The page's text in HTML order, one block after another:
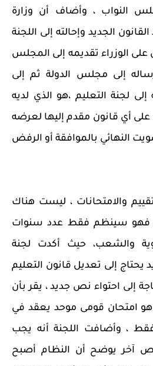
النواب ، وأضاف أن وزارة
الجديد وإحالته إلى اللجنة
الوزراء تقديمه إلى المجلس
إلى مجلس الدولة ثم إلى
لجنة التعليم ،هو الذي لديه
على أي قانون مقدم إليها لعرضه
النهائي بالموافقة أو الرفض
والامتحانات ، ليست هناك
، فهو سينظم فقط عدد سنوات
والشعب، حيث أكدت لجنة
يحتاج إلى تعديل قانون التعليم
2012 والحاجة إلى احتواء نص جديد ، يقر بأن
هو امتحان قومى موحد يعقد في
فقط ، وأضافت اللجنة أنه يجب
آخر يوضح أن النظام أصبح